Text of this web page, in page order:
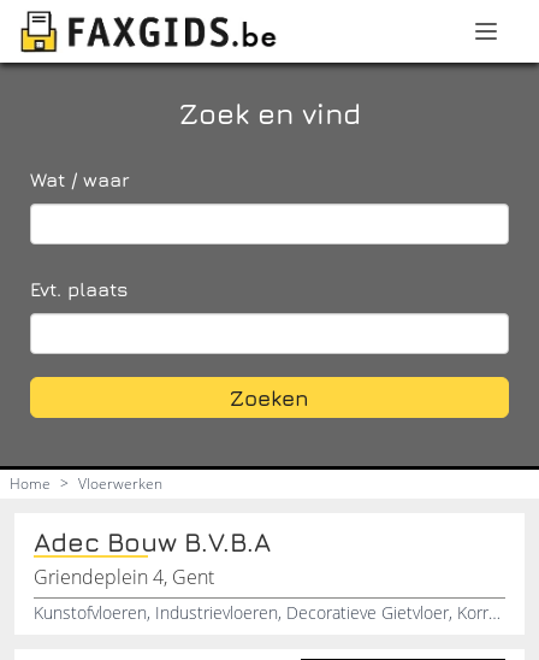
Zoek en vind
Wat / waar
Evt. plaats
Zoeken
Home > Vloerwerken
Adec Bouw B.V.B.A
Griendeplein 4, Gent
Kunstofvloeren, Industrievloeren, Decoratieve Gietvloer, Korrelvloeren, Epoxy Vloer, Epoxy Coatings, Anti Slip Vloeren, Renovatie, Onderhoud, Vloersystemen